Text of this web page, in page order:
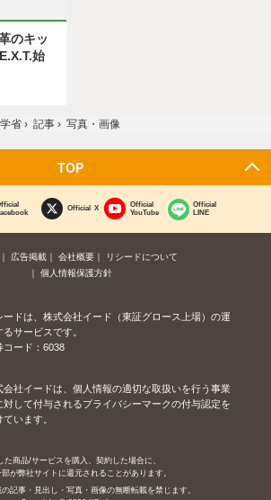
のキッ
始
省 › 記事 › 写真・画像
TOP
Official X
Official
YouTube
Official
LINE
広告掲載 会社概要
リシードについて
個人情報保護方針
ードは、株式会社イード（東証グロース上場）の運
るサービスです。
コード：6038
会社イードは、個人情報の適切な取扱いを行う事業
対して付与されるプライバシーマークの付与認定を
ています。
た商品/サービスを購入、契約した場合に、
が弊社サイトに還元されることがあります。
記事・見出し・写真・画像の無断転載を禁じます。